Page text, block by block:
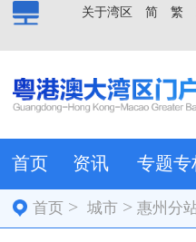
繁
简
关于湾区
首页 资讯 专题专
首页 >城市 >惠州分